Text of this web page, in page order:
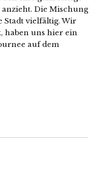
Die Mischung
Stadt vielfältig. Wir
haben uns hier ein
auf dem